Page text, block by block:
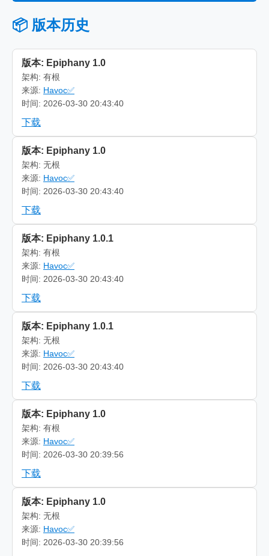
📦 版本历史
版本: Epiphany 1.0
架构: 有根
来源: Havoc✅
时间: 2026-03-30 20:43:40
下载
版本: Epiphany 1.0
架构: 无根
来源: Havoc✅
时间: 2026-03-30 20:43:40
下载
版本: Epiphany 1.0.1
架构: 有根
来源: Havoc✅
时间: 2026-03-30 20:43:40
下载
版本: Epiphany 1.0.1
架构: 无根
来源: Havoc✅
时间: 2026-03-30 20:43:40
下载
版本: Epiphany 1.0
架构: 有根
来源: Havoc✅
时间: 2026-03-30 20:39:56
下载
版本: Epiphany 1.0
架构: 无根
来源: Havoc✅
时间: 2026-03-30 20:39:56